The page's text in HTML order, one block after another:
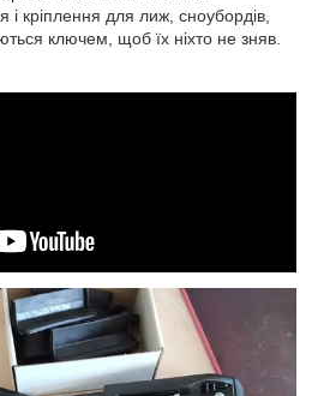
і кріплення для лиж, сноубордів,
ключем, щоб їх ніхто не зняв.